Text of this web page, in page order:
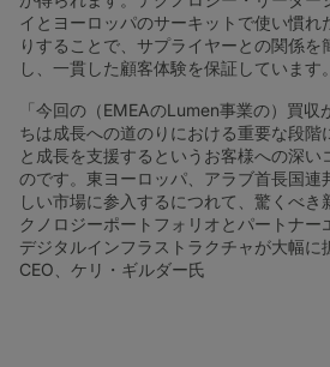
イとヨーロッパのサーキットで使い慣れ
りすることで、サプライヤーとの関係
し、一貫した顧客体験を保証しています。
「今回の（EMEAのLumen事業の）買収
ちは成長への道のりにおける重要な段階
と成長を支援するというお客様への深い
のです。東ヨーロッパ、アラブ首長国連
しい市場に参入するにつれて、驚くべき
クノロジーポートフォリオとパートナー
デジタルインフラストラクチャが大幅に
CEO、ケリ・ギルダー氏